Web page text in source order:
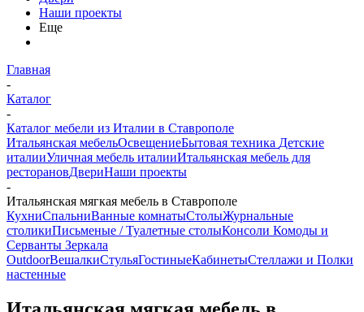
Наши проекты
Еще
Главная
-
Каталог
-
Каталог мебели из Италии в Ставрополе
Итальянская мебельОсвещениеБытовая техника Детские
италииУличная мебель италииИтальянская мебель для
ресторановДвериНаши проекты
-
Итальянская мягкая мебель в Ставрополе
КухниСпальниВанные комнатыСтолыЖурнальные
столикиПисьменые / Туалетные столыКонсоли Комоды и
Серванты Зеркала
OutdoorВешалкиСтульяГостиныеКабинетыСтеллажи и Полки
настенные